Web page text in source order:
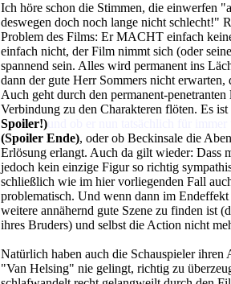
Ich höre schon die Stimmen, die einwerfen
deswegen doch noch lange nicht schlecht!"
Problem des Films: Er MACHT einfach
einfach nicht, der Film nimmt sich (oder
spannend sein. Alles wird permanent ins
dann der gute Herr Sommers nicht
Auch geht durch den permanent-
Verbindung zu den Charakteren flöten. Es
Spoiler!)
(Spoiler Ende), oder ob Beckinsale die
Erlösung erlangt. Auch da gilt wieder: Dass
jedoch kein einzige Figur so richtig
schließlich wie im hier vorliegenden Fall
problematisch. Und wenn dann im
weitere annähernd gute Szene zu finden ist
ihres Bruders) und selbst die Action nicht
Natürlich haben auch die Schauspieler ihren
"Van Helsing" nie gelingt, richtig zu